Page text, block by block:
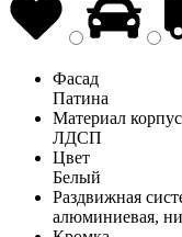
Фасад
Патина
Материал
ЛДСП
Цвет
Белый
Раздвижная
алюминиевая,